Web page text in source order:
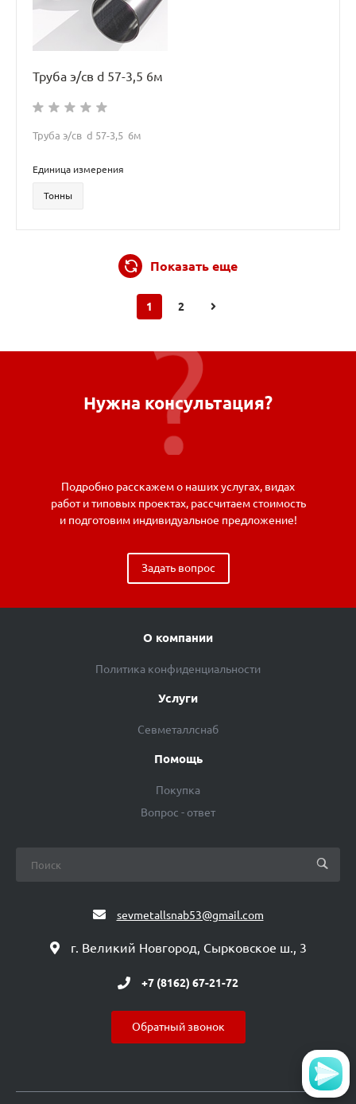
Труба э/св d 57-3,5 6м
Труба э/св d 57-3,5 6м
Единица измерения
Тонны
Показать еще
1 2
Нужна консультация?
Подробно расскажем о наших услугах, видах
работ и типовых проектах, рассчитаем стоимость
и подготовим индивидуальное предложение!
Задать вопрос
О компании
Политика конфиденциальности
Услуги
Севметаллснаб
Помощь
Покупка
Вопрос - ответ
sevmetallsnab53@gmail.com
г. Великий Новгород, Сырковское ш., 3
+7 (8162) 67-21-72
Обратный звонок